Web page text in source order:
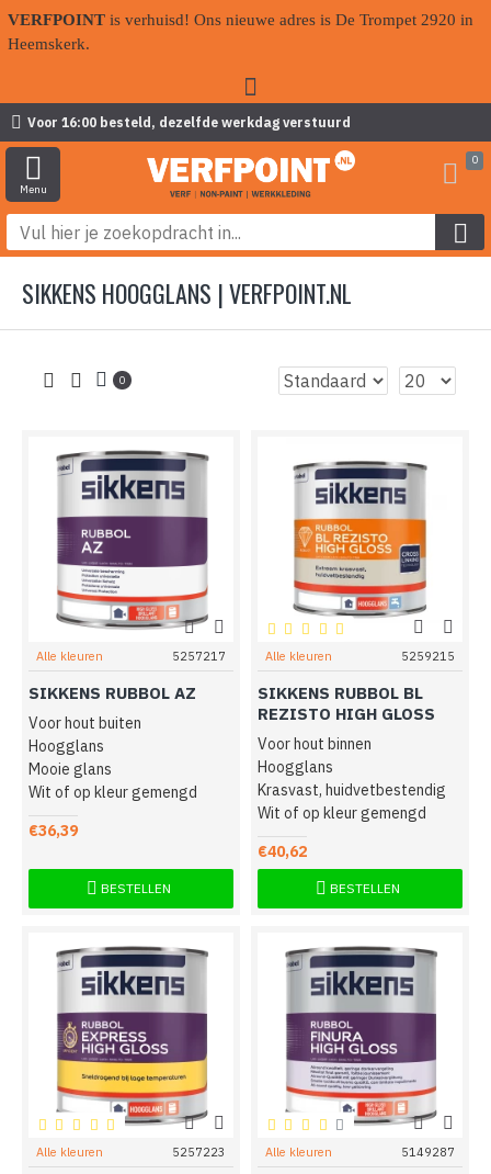
VERFPOINT is verhuisd! Ons nieuwe adres is De Trompet 2920 in
Heemskerk.
Voor 16:00 besteld, dezelfde werkdag verstuurd
0
SIKKENS HOOGGLANS | VERFPOINT.NL
0
Alle kleuren 5257217
SIKKENS RUBBOL AZ
Voor hout buiten
Hoogglans
Mooie glans
Wit of op kleur gemengd
€36,39
BESTELLEN
Alle kleuren 5259215
SIKKENS RUBBOL BL
REZISTO HIGH GLOSS
Voor hout binnen
Hoogglans
Krasvast, huidvetbestendig
Wit of op kleur gemengd
€40,62
BESTELLEN
Alle kleuren 5257223 Alle kleuren 5149287